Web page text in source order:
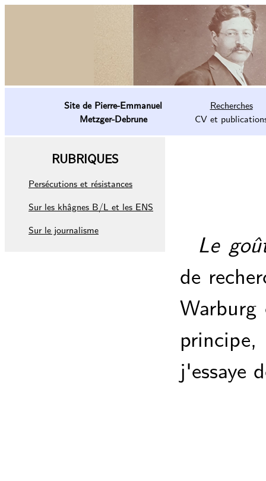
Site de Pierre-Emmanuel
Metzger-Debrune
Recherches
CV et
RUBRIQUES
Persécutions et résistances
Sur les khâgnes B/L et les ENS
Sur le journalisme
Le
de
j'essaye